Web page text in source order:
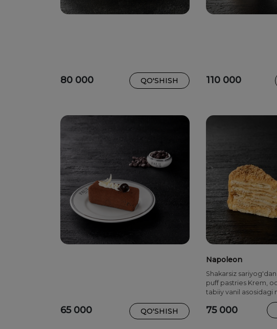
80 000 QO'SHISH 110 000
65 000 QO'SHISH
Napoleon
Shakarsiz
puff pastries Krem,
tabiiy vanil asosidagi
namelaka (krem
75 000